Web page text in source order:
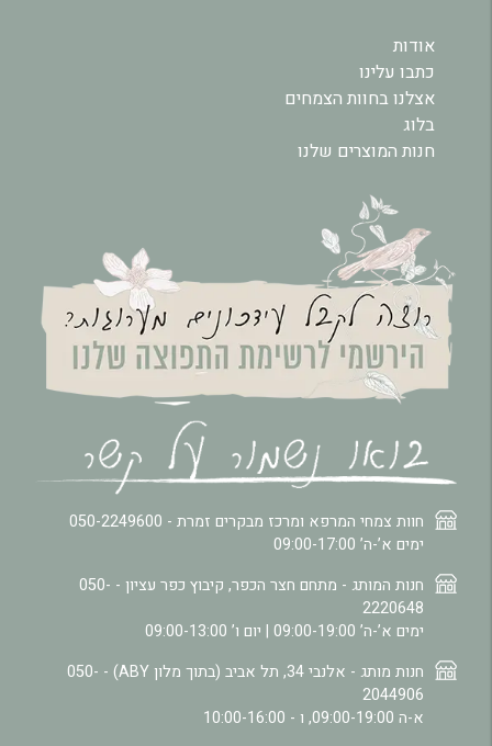
חוות צמחי המרפא ומרכז מבקרים זמרת - 050-2249600
ימים א’-ה’ 09:00-17:00
חנות המותג - מתחם חצר הכפר, קיבוץ כפר עציון - 050-
2220648
ימים א’-ה’ 09:00-19:00 | יום ו’ 09:00-13:00
חנות מותג - אלנבי 34, תל אביב (בתוך מלון ABY) -
050-
2044906
א-ה 09:00-19:00, ו - 10:00-16:00
אודות
כתבו עלינו
אצלנו בחוות הצמחים
בלוג
חנות המוצרים שלנו